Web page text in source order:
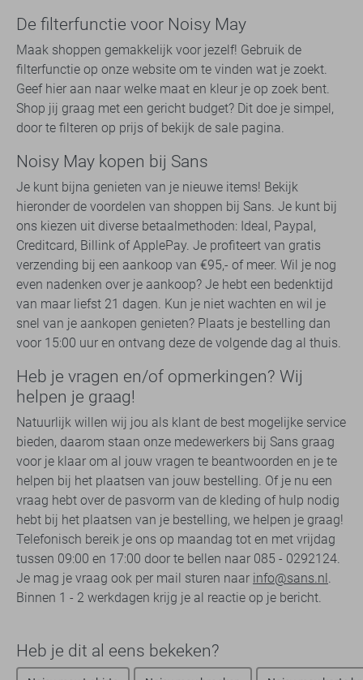
De filterfunctie voor Noisy May
Maak shoppen gemakkelijk voor jezelf! Gebruik de
filterfunctie op onze website om te vinden wat je zoekt.
Geef hier aan naar welke maat en kleur je op zoek bent.
Shop jij graag met een gericht budget? Dit doe je simpel,
door te filteren op prijs of bekijk de sale pagina.
Noisy May kopen bij Sans
Je kunt bijna genieten van je nieuwe items! Bekijk
hieronder de voordelen van shoppen bij Sans. Je kunt bij
ons kiezen uit diverse betaalmethoden: Ideal, Paypal,
Creditcard, Billink of ApplePay. Je profiteert van gratis
verzending bij een aankoop van €95,- of meer. Wil je nog
even nadenken over je aankoop? Je hebt een bedenktijd
van maar liefst 21 dagen. Kun je niet wachten en wil je
snel van je aankopen genieten? Plaats je bestelling dan
voor 15:00 uur en ontvang deze de volgende dag al thuis.
Heb je vragen en/of opmerkingen? Wij
helpen je graag!
Natuurlijk willen wij jou als klant de best mogelijke service
bieden, daarom staan onze medewerkers bij Sans graag
voor je klaar om al jouw vragen te beantwoorden en je te
helpen bij het plaatsen van jouw bestelling. Of je nu een
vraag hebt over de pasvorm van de kleding of hulp nodig
hebt bij het plaatsen van je bestelling, we helpen je graag!
Telefonisch bereik je ons op maandag tot en met vrijdag
tussen 09:00 en 17:00 door te bellen naar 085 - 0292124.
Je mag je vraag ook per mail sturen naar info@sans.nl.
Binnen 1 - 2 werkdagen krijg je al reactie op je bericht.
Heb je dit al eens bekeken?